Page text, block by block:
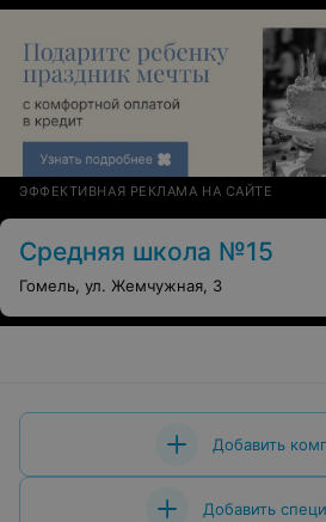
ЭФФЕКТИВНАЯ РЕКЛАМА НА САЙТЕ
Средняя школа №15
Гомель, ул. Жемчужная, 3
Добавить
Добавить